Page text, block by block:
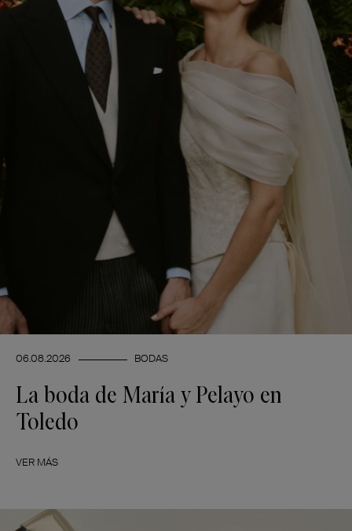
06.08.2026 BODAS
La boda de María y Pelayo en
Toledo
VER MÁS